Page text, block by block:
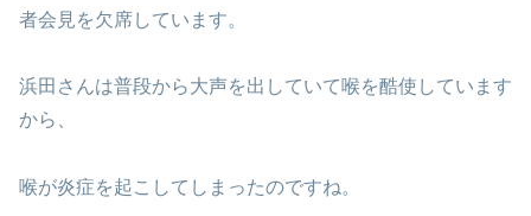
者会見を欠席しています。
浜田さんは普段から大声を出していて喉を酷使しています
から、
喉が炎症を起こしてしまったのですね。